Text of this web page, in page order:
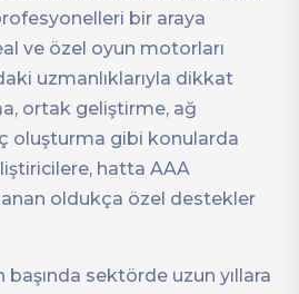
bir araya
ve özel oyun motorları
uzmanlıklarıyla dikkat
ortak geliştirme, ağ
oluşturma gibi konularda
hatta AAA
oldukça özel destekler
sektörde uzun yıllara